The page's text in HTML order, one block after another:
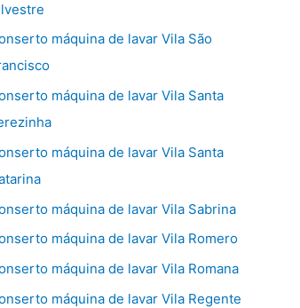
máquina de lavar Vila São
máquina de lavar Vila Santa
máquina de lavar Vila Santa
máquina de lavar Vila Sabrina
máquina de lavar Vila Romero
máquina de lavar Vila Romana
máquina de lavar Vila Regente